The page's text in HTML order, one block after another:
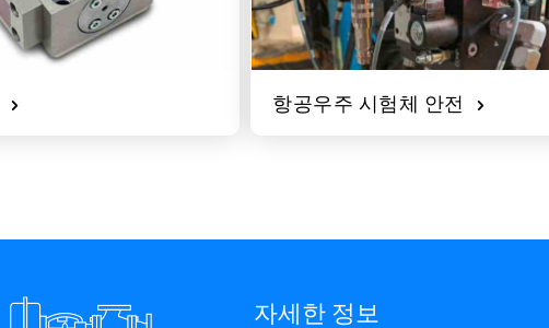
항공우주 시험체 안전
자세한 정보